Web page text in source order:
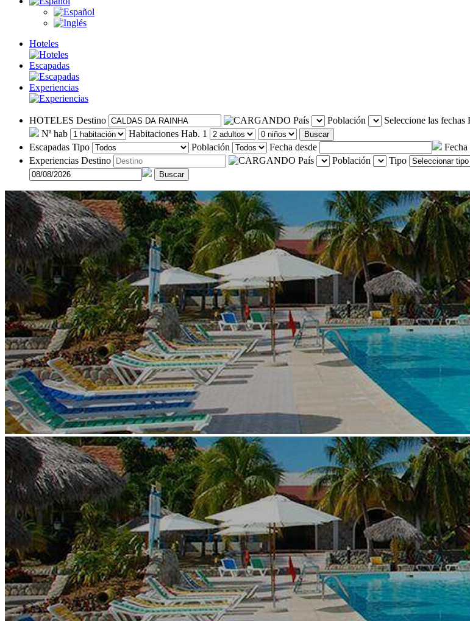
Hoteles
Escapadas
Experiencias
HOTELES Destino País Población Seleccione las fechas
Nª hab
Habitaciones Hab. 1 Buscar
Escapadas Tipo Población Fecha desde Fecha
Experiencias Destino País Población Tipo
Buscar